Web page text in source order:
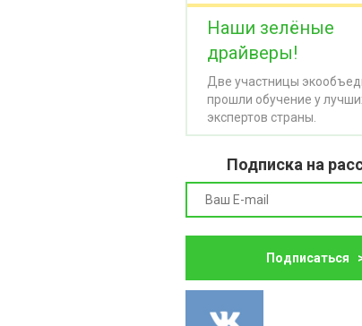
Наши зелёные
драйверы!
Две участницы
прошли обучение у
экспертов страны.
Подписка на
Подписаться